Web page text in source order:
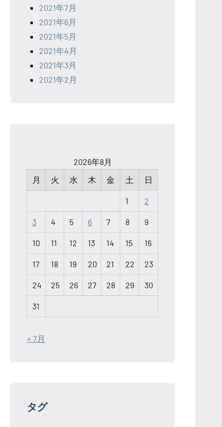
2021年7月
2021年6月
2021年5月
2021年4月
2021年3月
2021年2月
2026年8月
月
火 水 木 金 土 日
1 2
3 4 5 6 7 8 9
10 11 12 13 14 15 16
17 18 19 20 21 22 23
24 25 26 27 28 29 30
31
« 7月
タグ